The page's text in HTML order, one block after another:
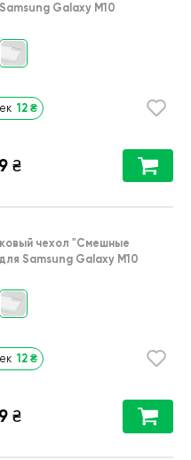
Samsung Galaxy M10
12 ₴
₴
чехол "Cмешные
для Samsung Galaxy M10
12 ₴
₴